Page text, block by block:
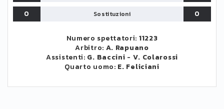
0
Sostituzioni 0
Numero spettatori: 11223
Arbitro: A. Rapuano
Assistenti: G. Baccini - V. Colarossi
Quarto uomo: E. Feliciani